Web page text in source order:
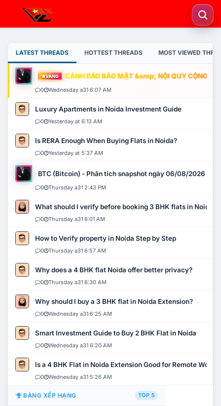
LATEST THREADS HOTTEST THREADS MOST VIEWED
VÀNG CẢNH BÁO BẢO MẬT &amp; NỘI QUY CỘNG
0 Wednesday a31 6:07 AM
Luxury Apartments in Noida Investment Guide
0 Yesterday at 6:13 AM
Is RERA Enough When Buying Flats in Noida?
0 Yesterday at 5:37 AM
BTC (Bitcoin) - Phân tích snapshot ngày 06/08/2026
0 Thursday a31 2:43 PM
What should I verify before booking 3 BHK flats in Noida?
0 Thursday a31 8:01 AM
How to Verify property in Noida Step by Step
0 Thursday a31 6:57 AM
Why does a 4 BHK flat Noida offer better privacy?
0 Thursday a31 6:30 AM
Why should I buy a 3 BHK flat in Noida Extension?
0 Wednesday a31 6:25 AM
Smart Investment Guide to Buy 2 BHK Flat in Noida
0 Wednesday a31 6:20 AM
Is a 4 BHK Flat in Noida Extension Good for Remote Work?
0 Wednesday a31 5:26 AM
BẢNG XẾP HẠNG TOP 5